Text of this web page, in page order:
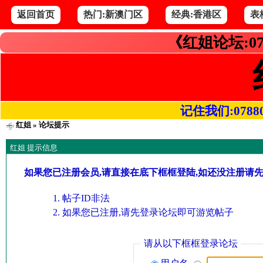
返回首页 热门:新澳门区 经典:香港区 表
《红姐论坛
记住我们
红姐» 论坛提示
红姐 提示信息
如果您已注册会员,请直接在底下框框登陆,如还没注册请
帖子ID非法
如果您已注册,请先登录论坛即可游览帖子
请从以下框框登录论坛